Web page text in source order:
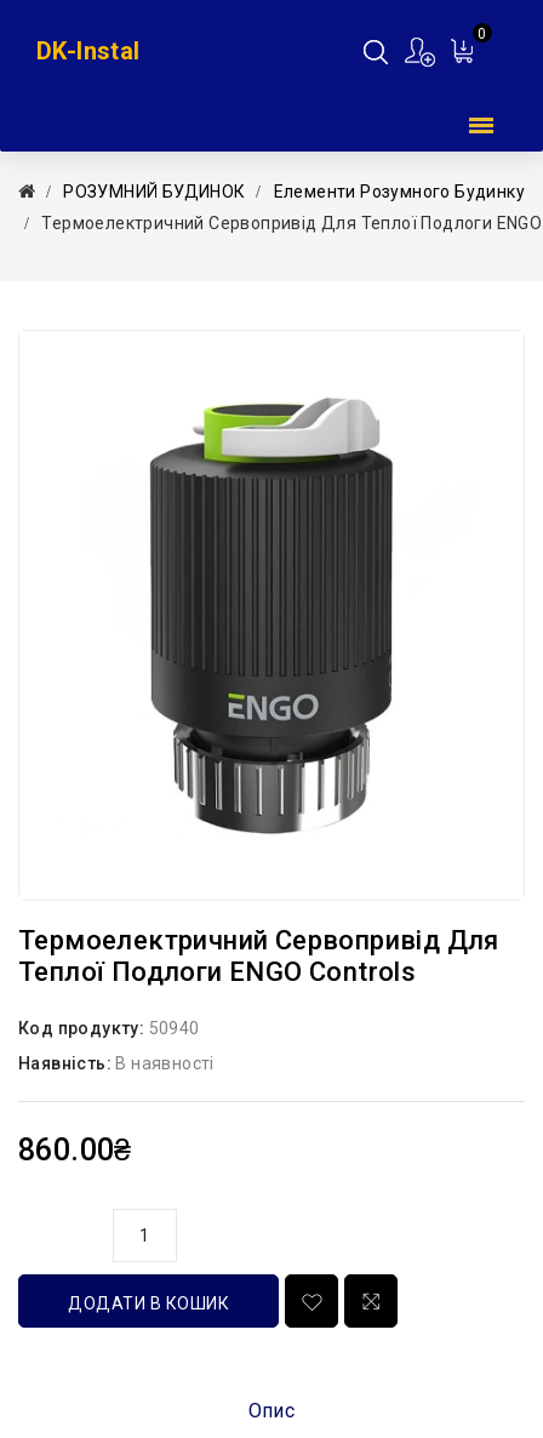
0
DK-Instal
РОЗУМНИЙ БУДИНОК
Елементи Розумного Будинку
Термоелектричний Сервопривід Для Теплої Подлоги
Термоелектричний Сервопривід Для
Теплої Подлоги ENGO Controls
Код продукту: 50940
Наявність: В наявності
860.00₴
ДОДАТИ В КОШИК
Опис